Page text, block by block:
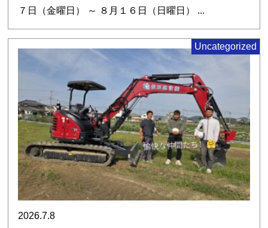
７日（金曜日） ～ ８月１６日（日曜日） ...
Uncategorized
2026.7.8